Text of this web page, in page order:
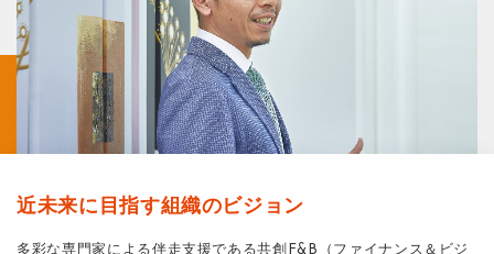
続ける組織であり続けること、これこそが、仲間との出会いを求め
る理由、そして目指し続ける未来です。
近未来に目指す組織のビジョン
多彩な専門家による伴走支援である共創F&B（ファイナンス＆ビジ